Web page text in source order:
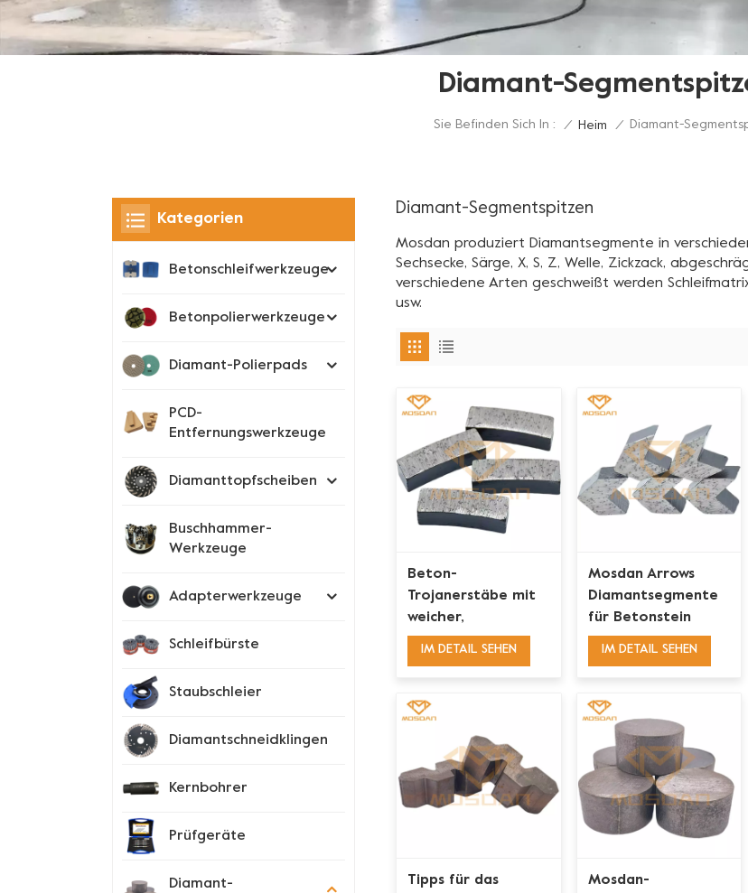
Diamant-
Sie Befinden Sich In : / Heim / Diamant-
Diamant-Segmentspitzen
Mosdan produziert Diamantsegmente in
Sechsecke, Särge, X, S, Z, Welle, Zickzack,
verschiedene Arten geschweißt werden
usw.
Beton-
Trojanerstäbe mit
weicher,
mittelharter
IM DETAIL SEHEN
Mosdan Arrows
Diamantsegmente
für Betonstein
IM DETAIL SEHEN
Tipps für das
Mosdan-
Kategorien
Betonschleifwerkzeuge
Betonpolierwerkzeuge
Diamant-Polierpads
PCD-
Entfernungswerkzeuge
Diamanttopfscheiben
Buschhammer-
Werkzeuge
Adapterwerkzeuge
Schleifbürste
Staubschleier
Diamantschneidklingen
Kernbohrer
Prüfgeräte
Diamant-